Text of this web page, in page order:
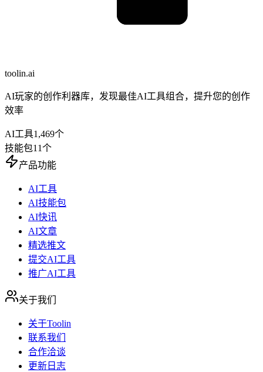
toolin.ai
AI玩家的创作利器库，发现最佳AI工具组合，提升您的创作
效率
AI工具1,469个
技能包11个
产品功能
AI工具
AI技能包
AI快讯
AI文章
精选推文
提交AI工具
推广AI工具
关于我们
关于Toolin
联系我们
合作洽谈
更新日志